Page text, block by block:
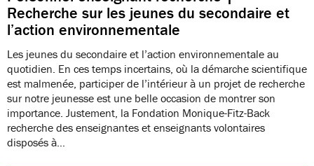
Recherche sur les jeunes du secondaire et
l’action environnementale
Les jeunes du secondaire et l’action environnementale au
quotidien. En ces temps incertains, où la démarche scientifique
est malmenée, participer de l’intérieur à un projet de recherche
sur notre jeunesse est une belle occasion de montrer son
importance. Justement, la Fondation Monique-Fitz-Back
recherche des enseignantes et enseignants volontaires
disposés à…